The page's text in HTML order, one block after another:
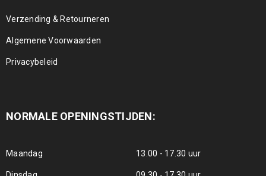
Verzending & Retourneren
Algemene Voorwaarden
Privacybeleid
NORMALE OPENINGSTIJDEN:
Maandag 13.00 - 17.30 uur